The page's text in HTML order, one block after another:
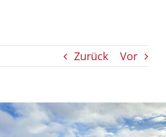
Zurück Vor